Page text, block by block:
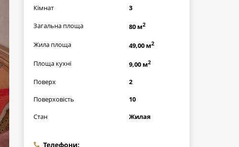
Кімнат
3
Загальна площа 80 м2
Жила площа 49,00 м2
Площа кухні 9,00 м2
Поверх
2
Поверховість
10
Стан
Жилая
Телефони: